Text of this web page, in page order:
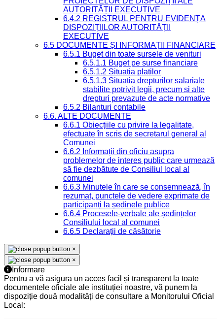
AUTORITĂȚII EXECUTIVE
6.4.2 REGISTRUL PENTRU EVIDENȚA
DISPOZIȚIILOR AUTORITĂȚII
EXECUTIVE
6.5 DOCUMENTE ȘI INFORMAȚII FINANCIARE
6.5.1 Buget din toate sursele de venituri
6.5.1.1 Buget pe surse financiare
6.5.1.2 Situatia platilor
6.5.1.3 Situatia drepturilor salariale
stabilite potrivit legii, precum si alte
drepturi prevazute de acte normative
6.5.2 Bilanturi contabile
6.6. ALTE DOCUMENTE
6.6.1 Obiecțiile cu privire la legalitate,
efectuate în scris de secretarul general al
Comunei
6.6.2 Informații din oficiu asupra
problemelor de interes public care urmează
să fie dezbătute de Consiliul local al
comunei
6.6.3 Minutele în care se consemnează, în
rezumat, punctele de vedere exprimate de
participanți la ședinele publice
6.6.4 Procesele-verbale ale ședințelor
Consiliului local al comunei
6.6.5 Declarații de căsătorie
×
×
Informare
Pentru a vă asigura un acces facil și transparent la toate
documentele oficiale ale instituției noastre, vă punem la
dispoziție două modalități de consultare a Monitorului Oficial
Local: